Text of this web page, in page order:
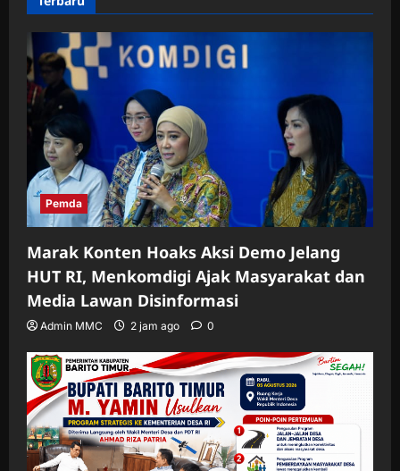
Pemda
Marak Konten Hoaks Aksi Demo Jelang
HUT RI, Menkomdigi Ajak Masyarakat dan
Media Lawan Disinformasi
Admin MMC 2 jam ago 0